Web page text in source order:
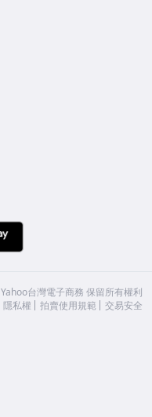
Yahoo台灣電子商務 保留所有權利
隱私權 拍賣使用規範 交易安全